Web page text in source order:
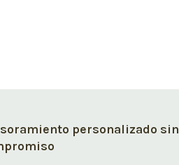
personalizado sin